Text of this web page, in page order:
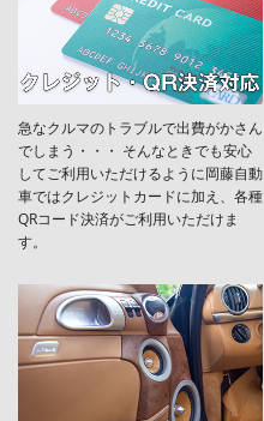
急なクルマのトラブルで出費がかさん
でしまう・・・ そんなときでも安心
してご利用いただけるように岡藤自動
車ではクレジットカードに加え、各種
QRコード決済がご利用いただけま
す。